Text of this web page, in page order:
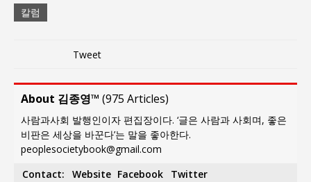
칼럼
Tweet
About 김종영™ (975 Articles)
사람과사회 발행인이자 편집장이다. ‘글은 사람과 사회며, 좋은
비판은 세상을 바꾼다’는 말을 좋아한다.
peoplesocietybook@gmail.com
Contact:
Website Facebook Twitter